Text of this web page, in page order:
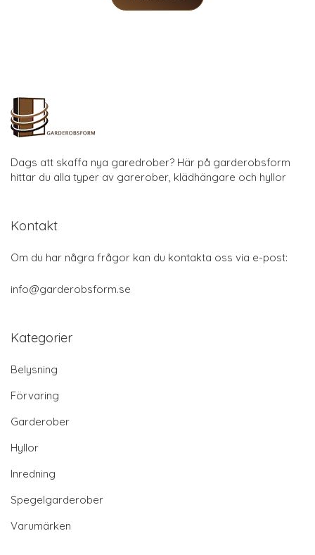
Dags att skaffa nya garedrober? Här på garderobsform
hittar du alla typer av garerober, klädhängare och hyllor
Kontakt
Om du har några frågor kan du kontakta oss via e-post:
info@garderobsform.se
Kategorier
Belysning
Förvaring
Garderober
Hyllor
Inredning
Spegelgarderober
Varumärken